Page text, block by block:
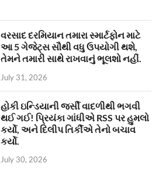
વરસાદ દરમિયાન તમારા સ્માર્ટફોન માટે
આ 5 ગેજેટ્સ સૌથી વધુ ઉપયોગી થશે,
તેમને તમારી સાથે રાખવાનું ભૂલશો નહીં.
July 31, 2026
હોકી ઇન્ડિયાની જર્સી વાદળીથી ભગવી
થઈ ગઈ! પ્રિયંકા ગાંધીએ RSS પર હુમલો
કર્યો, અને દિલીપ તિર્કીએ તેનો બચાવ
કર્યો.
July 30, 2026